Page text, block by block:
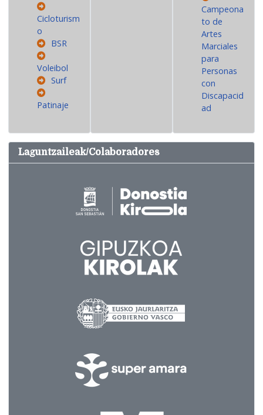
Cicloturism
o
BSR
Voleibol
Surf
Patinaje
Campeona
to de
Artes
Marciales
para
Personas
con
Discapacid
ad
Laguntzaileak/Colaboradores